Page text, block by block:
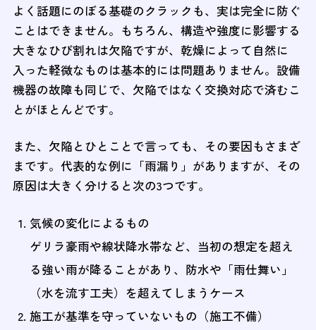
よく話題にのぼる基礎のクラックも、実は完全に防ぐ
ことはできません。もちろん、構造や強度に影響する
大きなひび割れは欠陥ですが、乾燥によって自然に
入った軽微なものは基本的には問題ありません。設備
機器の故障も同じで、欠陥ではなく交換対応で済むこ
とがほとんどです。
また、欠陥とひとことで言っても、その要因もさまざ
まです。代表的な例に「雨漏り」がありますが、その
原因は大きく分けると次の3つです。
気候の変化によるもの
ゲリラ豪雨や線状降水帯など、当初の想定を超え
る強い雨が降ることがあり、防水や「雨仕舞い」
（水を流す工夫）を超えてしまうケース
施工が基準を守っていないもの（施工不備）